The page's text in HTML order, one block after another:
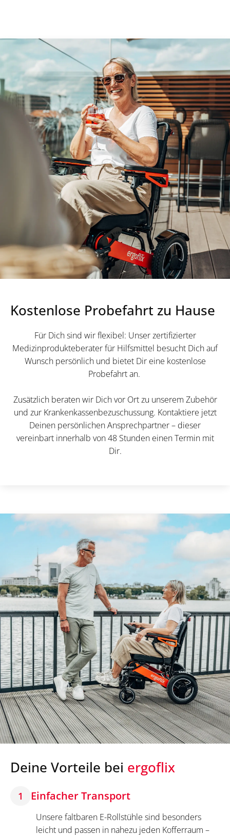
Kostenlose Probefahrt zu Hause
Für Dich sind wir flexibel: Unser zertifizierter
Medizinprodukteberater für Hilfsmittel besucht Dich auf
Wunsch persönlich und bietet Dir eine kostenlose
Probefahrt an.
Zusätzlich beraten wir Dich vor Ort zu unserem Zubehör
und zur Krankenkassenbezuschussung. Kontaktiere jetzt
Deinen persönlichen Ansprechpartner – dieser
vereinbart innerhalb von 48 Stunden einen Termin mit
Dir.
Deine Vorteile bei ergoflix
1 Einfacher Transport
Unsere faltbaren E-Rollstühle sind besonders
leicht und passen in nahezu jeden Kofferraum –